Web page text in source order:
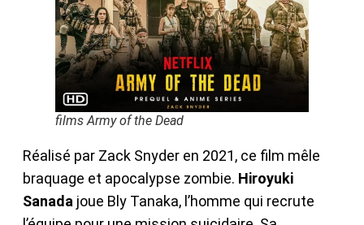
films Army of the Dead
Réalisé par Zack Snyder en 2021, ce film mêle
braquage et apocalypse zombie. Hiroyuki
Sanada joue Bly Tanaka, l’homme qui recrute